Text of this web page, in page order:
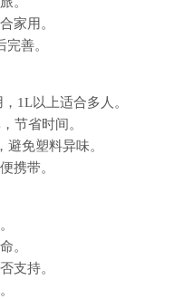
家用。
善。
1L以上适合多人。
节省时间。
免塑料异味。
携带。
。
支持。